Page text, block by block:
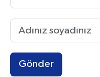
Gönder